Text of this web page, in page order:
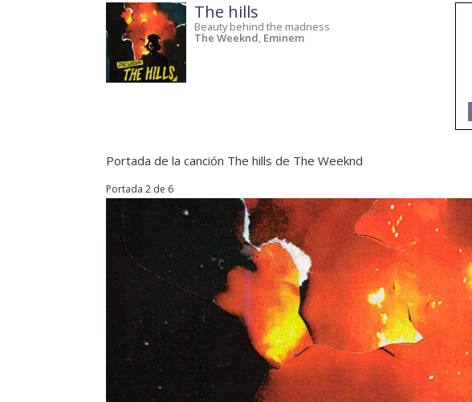
The hills
Beauty behind the madness
The Weeknd, Eminem
Portada de la canción The hills de The Weeknd
Portada 2 de 6